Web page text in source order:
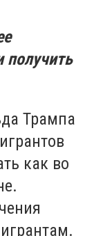
получить
Трампа
как во